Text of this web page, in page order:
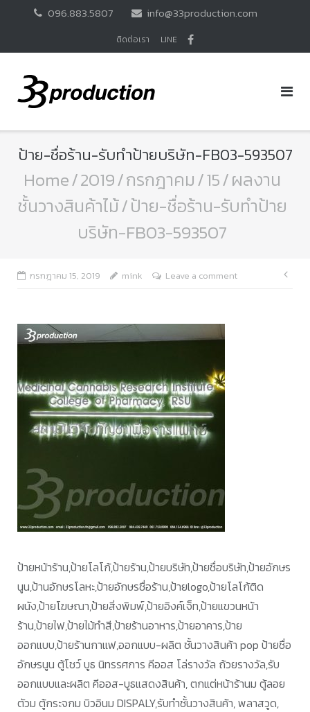
096.883.5807 info@33production.com
ติดต่อเรา LINE
ป้าย-ชื่อร้าน-รับทำป้ายบริษัท-FB03-593507
Home/2019/กรกฎาคม/15/ผลงาน
ชั้นวางสินค้าไม้/ป้าย-ชื่อร้าน-รับทำป้าย
บริษัท-FB03-593507
กรกฎาคม 15, 2019 mink Leave a comment
แน
ป้ายหน้าร้าน,ป้ายโลโก้,ป้ายร้าน,ป้ายบริษัท,ป้ายชื่อบริษัท,ป้ายอักษร
นูน,ป้านอักษรโลหะ,ป้ายอักษรชื่อร้าน,ป้ายlogo,ป้ายโลโก้ติด
ผนัง,ป้ายโฆษณา,ป้ายสิ่งพิมพ์,ป้ายอิงค์เจ็ท,ป้ายแขวนหน้า
ร้าน,ป้ายไฟ,ป้ายไม้ทำสี,ป้ายร้านอาหาร,ป้ายอาคาร,ป้าย
ออกแบบ,ป้ายร้านกาแฟ,ออกแบบ-ผลิต ชั้นวางสินค้า pop ป้ายชื่อ
อักษรนูน ตู้โชว์ บูธ นิทรรศการ คีออส โล่รางวัล ถ้วยรางวัล,รับ
ออกแบบและผลิต คีออส-บูธแสดงสินค้า, ตกแต่หน้าร้านม ตู้ลอย
ตัวม ตู้กระจกม บิวอินม DISPALY,รับทำชั้นวางสินค้า, พลาสวูด,